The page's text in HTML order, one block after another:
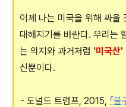
이제 나는 미국을 위해 싸울
대해지기를 바란다. 우리는
는 의지와 과거처럼 '미국산'
신뿐이다.
- 도널드 트럼프, 2015, 『